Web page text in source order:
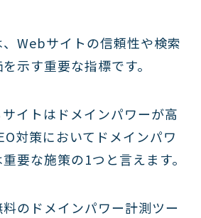
、Webサイトの信頼性や検索
示す重要な指標です。
イトはドメインパワーが高
対策においてドメインパワ
要な施策の1つと言えます。
のドメインパワー計測ツー